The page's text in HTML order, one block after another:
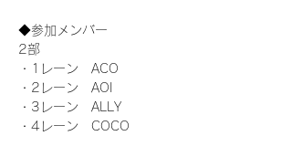
◆参加メンバー
2部
・1レーン　ACO
・2レーン　AOI
・3レーン　ALLY
・4レーン　COCO